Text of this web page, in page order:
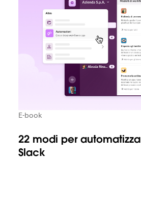
E-book
22 modi per
Slack